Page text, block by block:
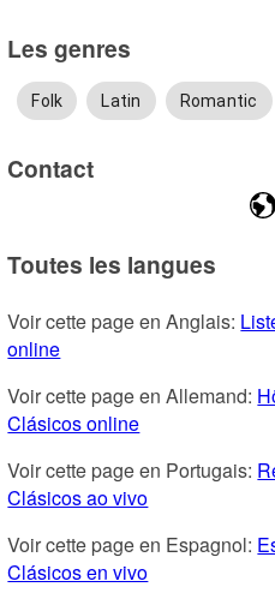
Les genres
Folk Latin Romantic
Contact
Toutes les langues
Voir cette page en Anglais:
online
Voir cette page en Allemand:
Clásicos online
Voir cette page en Portugais:
Clásicos ao vivo
Voir cette page en Espagnol:
Clásicos en vivo